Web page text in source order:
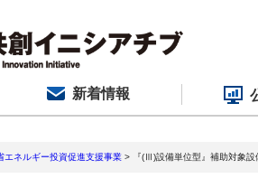
新着情報
エネルギー投資促進支援事業 > 『(Ⅲ)設備単位型』補助対象設